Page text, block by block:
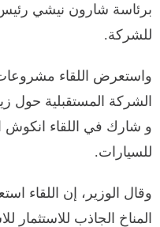
برئاسة شارون نيشي
للشركة.
واستعرض اللقاء
الشركة المستقبلية حول
و شارك في اللقاء انكوش
للسيارات.
وقال الوزير، إن اللقاء
المناخ الجاذب للاستثمار